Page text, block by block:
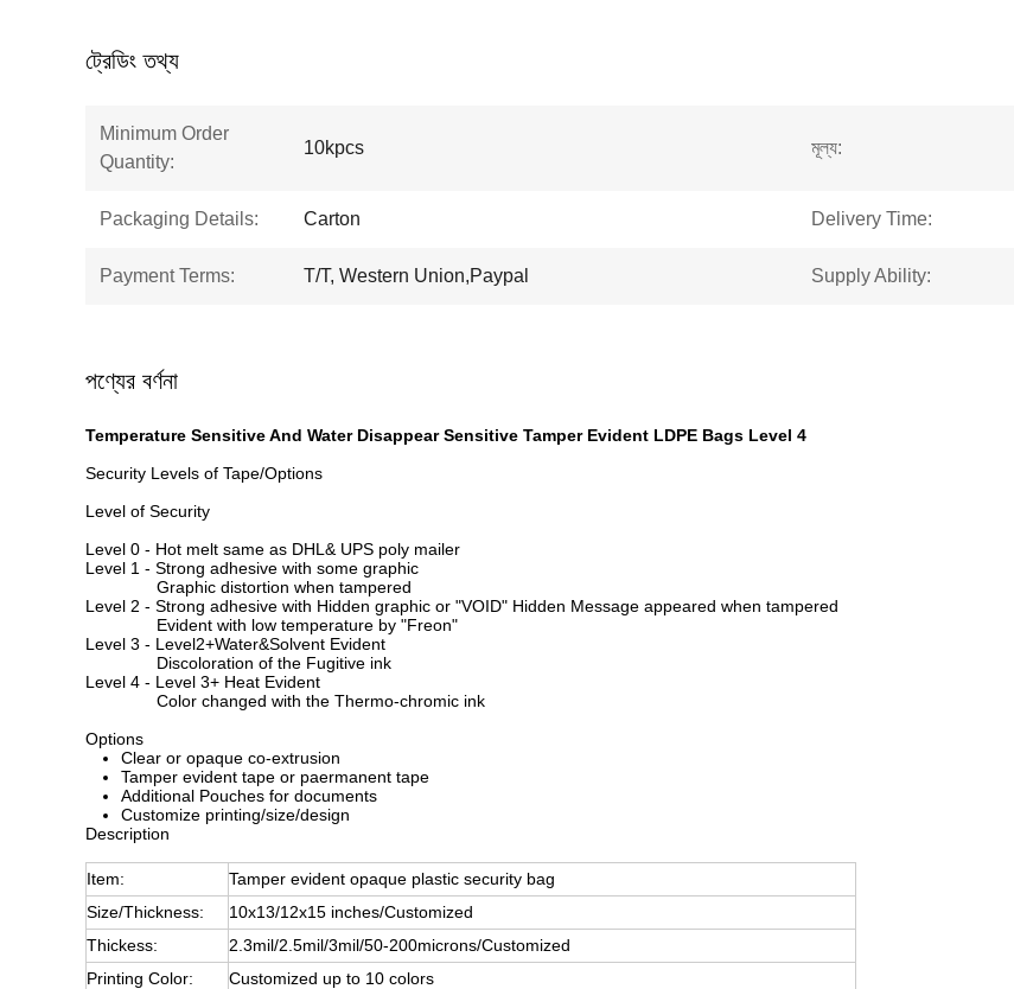
ট্রেডিং তথ্য
Minimum Order
Quantity:
10kpcs মূল্য:
Packaging Details: Carton Delivery Time:
Payment Terms: T/T, Western Union,Paypal Supply Ability:
পণ্যের বর্ণনা
Temperature Sensitive And Water Disappear Sensitive Tamper Evident LDPE Bags Level 4
Security Levels of Tape/Options
Level of Security
Level 0 - Hot melt same as DHL& UPS poly mailer
Level 1 - Strong adhesive with some graphic
Graphic distortion when tampered
Level 2 - Strong adhesive with Hidden graphic or "VOID" Hidden Message appeared when tampered
Evident with low temperature by "Freon"
Level 3 - Level2+Water&Solvent Evident
Discoloration of the Fugitive ink
Level 4 - Level 3+ Heat Evident
Color changed with the Thermo-chromic ink
Options
Clear or opaque co-extrusion
Tamper evident tape or paermanent tape
Additional Pouches for documents
Customize printing/size/design
Description
Item:
Tamper evident opaque plastic security bag
Size/Thickness:
10x13/12x15 inches/Customized
Thickess:
2.3mil/2.5mil/3mil/50-200microns/Customized
Printing Color:
Customized up to 10 colors